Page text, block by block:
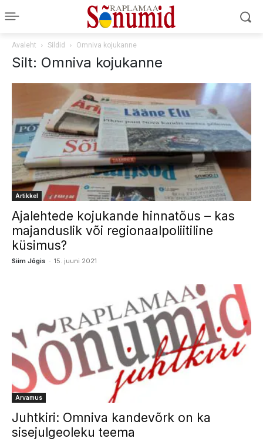
Avaleht Sildid Omniva kojukanne
Silt: Omniva kojukanne
Artikkel
Ajalehtede kojukande hinnatõus – kas
majanduslik või regionaalpoliitiline
küsimus?
Siim Jõgis - 15. juuni 2021
Arvamus
Juhtkiri: Omniva kandevõrk on ka
sisejulgeoleku teema